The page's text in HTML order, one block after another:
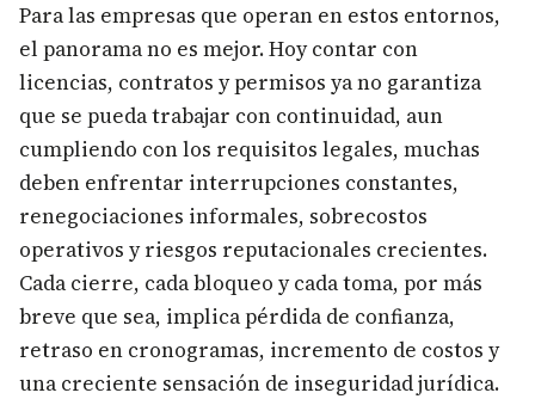
Para las empresas que operan en estos entornos,
el panorama no es mejor. Hoy contar con
licencias, contratos y permisos ya no garantiza
que se pueda trabajar con continuidad, aun
cumpliendo con los requisitos legales, muchas
deben enfrentar interrupciones constantes,
renegociaciones informales, sobrecostos
operativos y riesgos reputacionales crecientes.
Cada cierre, cada bloqueo y cada toma, por más
breve que sea, implica pérdida de confianza,
retraso en cronogramas, incremento de costos y
una creciente sensación de inseguridad jurídica.